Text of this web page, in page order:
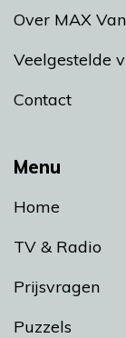
Menu
Home
TV & Radio
Prijsvragen
Puzzels
Over MAX
Veelgestelde
Contact